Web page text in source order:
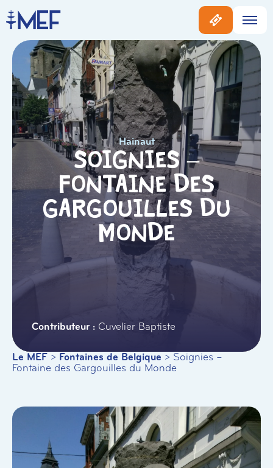
Hainaut
Soignies –
Fontaine des
Gargouilles du
Monde
Cuvelier Baptiste
Le MEF > Fontaines de Belgique > Soignies –
Fontaine des Gargouilles du Monde